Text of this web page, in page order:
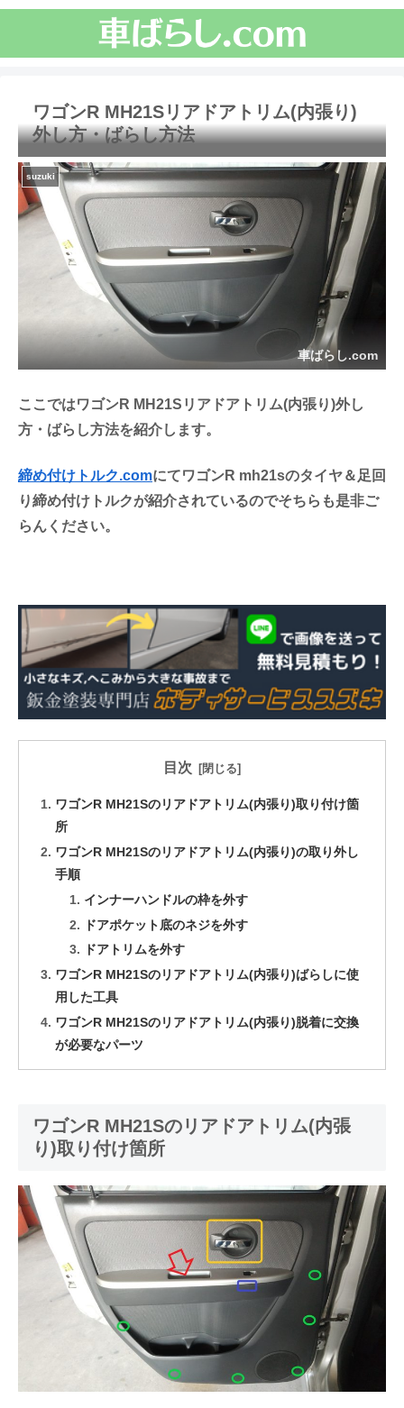
ワゴンR MH21Sリアドアトリム(内張り)
外し方・ばらし方法
suzuki
車ばらし.com
ここではワゴンR MH21Sリアドアトリム(内張り)外し
方・ばらし方法を紹介します。
締め付けトルク.comにてワゴンR mh21sのタイヤ＆足回
り締め付けトルクが紹介されているのでそちらも是非ご
らんください。
目次
ワゴンR MH21Sのリアドアトリム(内張り)取り付け箇
所
ワゴンR MH21Sのリアドアトリム(内張り)の取り外し
手順
インナーハンドルの枠を外す
ドアポケット底のネジを外す
ドアトリムを外す
ワゴンR MH21Sのリアドアトリム(内張り)ばらしに使
用した工具
ワゴンR MH21Sのリアドアトリム(内張り)脱着に交換
が必要なパーツ
ワゴンR MH21Sのリアドアトリム(内張
り)取り付け箇所